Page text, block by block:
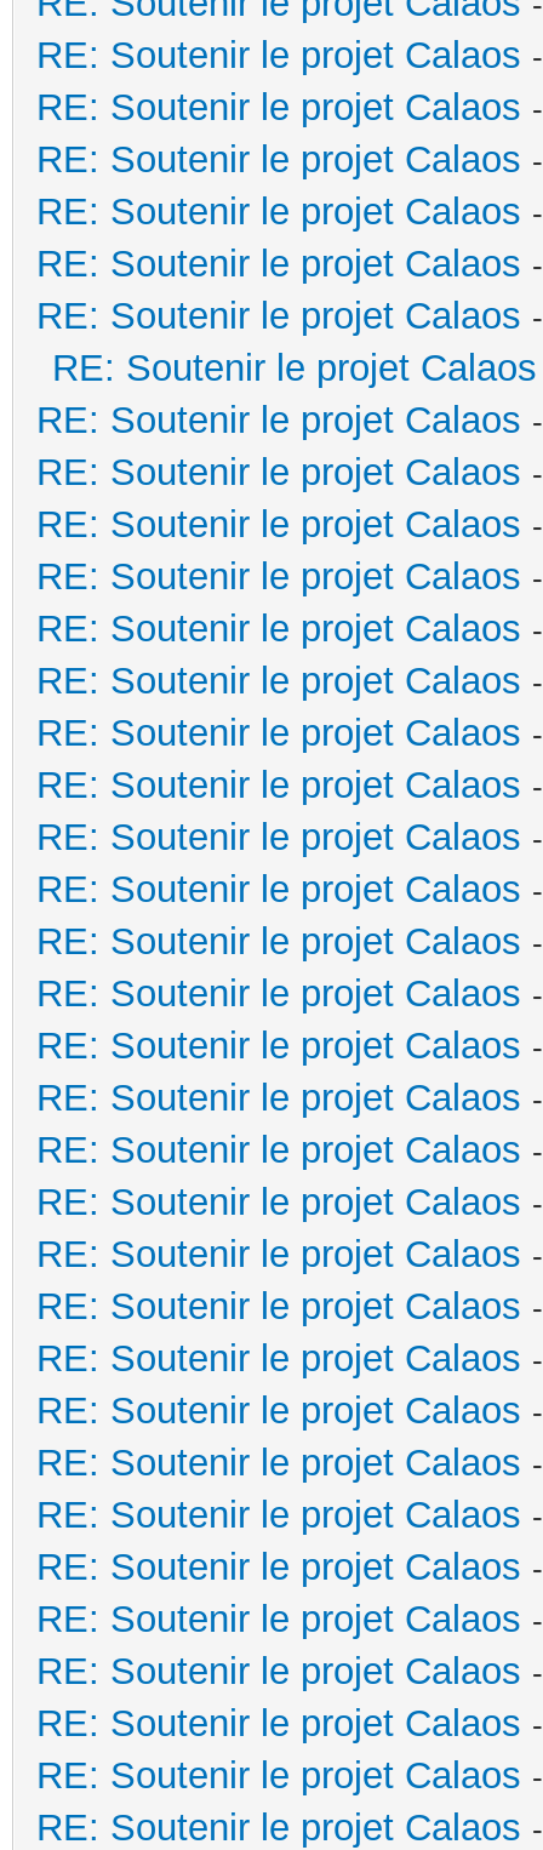
RE: Soutenir le projet Calaos
RE: Soutenir le projet Calaos
RE: Soutenir le projet Calaos
RE: Soutenir le projet Calaos
RE: Soutenir le projet Calaos
RE: Soutenir le projet Calaos
RE: Soutenir le projet Calaos
RE: Soutenir le projet Calaos
RE: Soutenir le projet Calaos
RE: Soutenir le projet Calaos
RE: Soutenir le projet Calaos
RE: Soutenir le projet Calaos
RE: Soutenir le projet Calaos
RE: Soutenir le projet Calaos
RE: Soutenir le projet Calaos
RE: Soutenir le projet Calaos
RE: Soutenir le projet Calaos
RE: Soutenir le projet Calaos
RE: Soutenir le projet Calaos
RE: Soutenir le projet Calaos
RE: Soutenir le projet Calaos
RE: Soutenir le projet Calaos
RE: Soutenir le projet Calaos
RE: Soutenir le projet Calaos
RE: Soutenir le projet Calaos
RE: Soutenir le projet Calaos
RE: Soutenir le projet Calaos
RE: Soutenir le projet Calaos
RE: Soutenir le projet Calaos
RE: Soutenir le projet Calaos
RE: Soutenir le projet Calaos
RE: Soutenir le projet Calaos
RE: Soutenir le projet Calaos
RE: Soutenir le projet Calaos
RE: Soutenir le projet Calaos